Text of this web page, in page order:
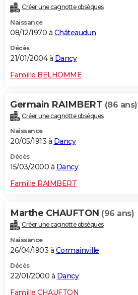
Créer une cagnotte obsèques
Naissance
08/12/1970 à Châteaudun
Décès
21/01/2004 à Dancy
Famille BELHOMME
Germain RAIMBERT (86 ans)
Créer une cagnotte obsèques
Naissance
20/05/1913 à Dancy
Décès
15/03/2000 à Dancy
Famille RAIMBERT
Marthe CHAUFTON (96 ans)
Créer une cagnotte obsèques
Naissance
26/04/1903 à Cormainville
Décès
22/01/2000 à Dancy
Famille CHAUFTON